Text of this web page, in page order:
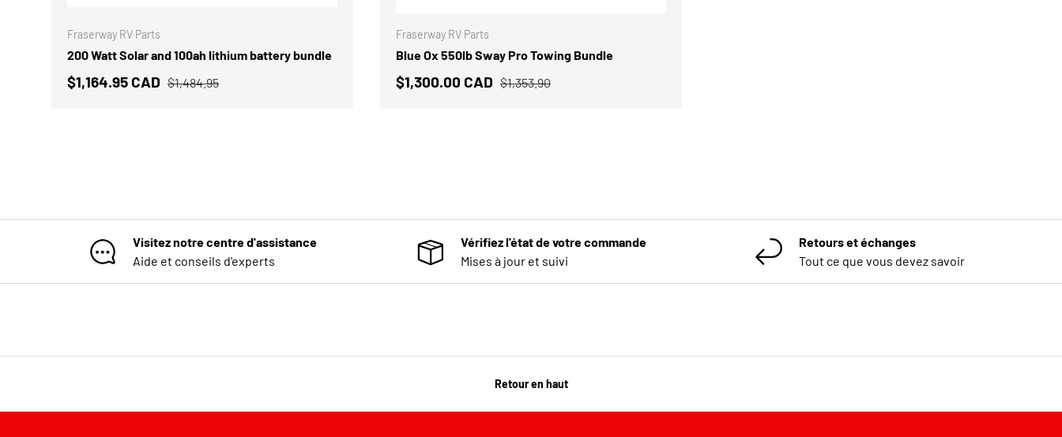
Fraserway RV Parts
200 Watt Solar and 100ah lithium battery bundle
$1,164.95 CAD $1,484.95
Fraserway RV Parts
Blue Ox 550lb Sway Pro Towing Bundle
$1,300.00 CAD $1,353.90
Visitez notre centre d'assistance
Aide et conseils d'experts
Vérifiez l'état de votre commande
Mises à jour et suivi
Retours et échanges
Tout ce que vous devez savoir
Retour en haut